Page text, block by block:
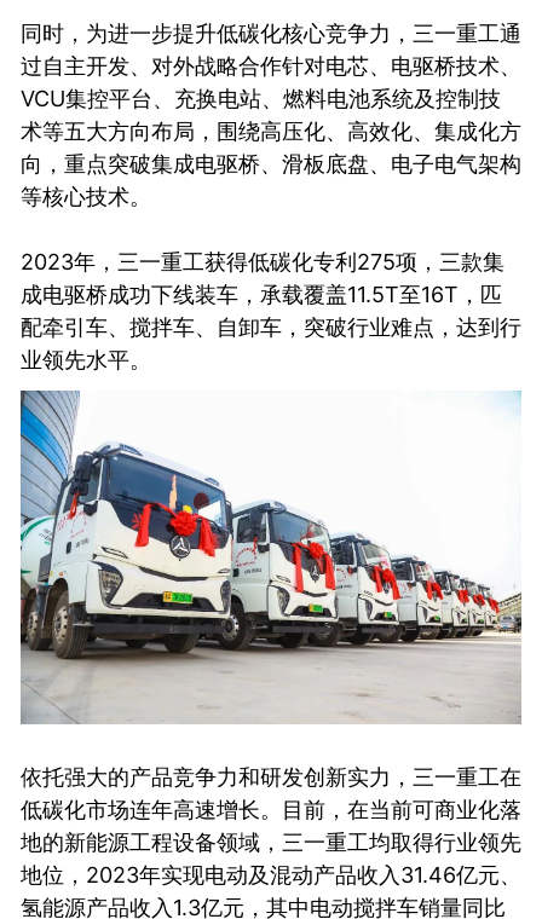
同时，为进一步提升低碳化核心竞争力，三一重工通
过自主开发、对外战略合作针对电芯、电驱桥技术、
VCU集控平台、充换电站、燃料电池系统及控制技
术等五大方向布局，围绕高压化、高效化、集成化方
向，重点突破集成电驱桥、滑板底盘、电子电气架构
等核心技术。
2023年，三一重工获得低碳化专利275项，三款集
成电驱桥成功下线装车，承载覆盖11.5T至16T，匹
配牵引车、搅拌车、自卸车，突破行业难点，达到行
业领先水平。
依托强大的产品竞争力和研发创新实力，三一重工在
低碳化市场连年高速增长。目前，在当前可商业化落
地的新能源工程设备领域，三一重工均取得行业领先
地位，2023年实现电动及混动产品收入31.46亿元、
氢能源产品收入1.3亿元，其中电动搅拌车销量同比